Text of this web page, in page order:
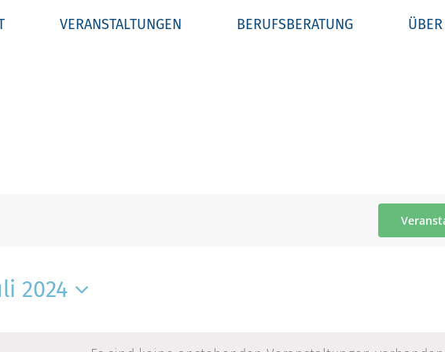
VERANSTALTUNGEN BERUFSBERATUNG
2024